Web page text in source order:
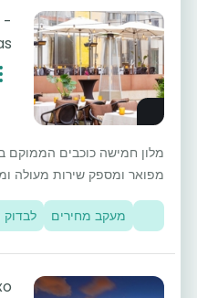
-
מלון חמישה כוכבים הממוקם
מפואר ומספק שירות מעולה
מעקב מחירים לבדוק